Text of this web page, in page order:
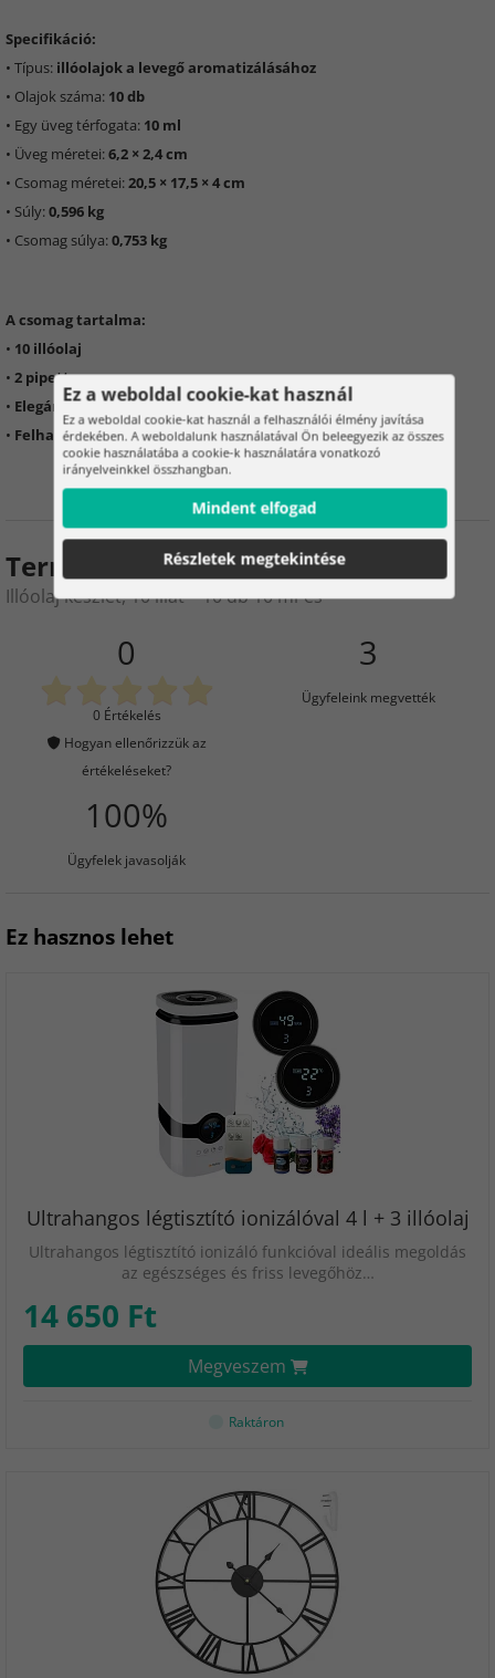
Specifikáció:
• Típus: illóolajok a levegő aromatizálásához
• Olajok száma: 10 db
• Egy üveg térfogata: 10 ml
• Üveg méretei:6,2 × 2,4 cm
• Csomag méretei:20,5 × 17,5 × 4 cm
• Súly:0,596 kg
• Csomag súlya:0,753 kg
A csomag tartalma:
• 10 illóolaj
• 2 pipetta
• Elegáns ajándékdoboz
• Felhasználói kézikönyv
Termékértékelés
Illóolaj készlet, 10 illat – 10 db 10 ml-es
0
0 Értékelés
Hogyan ellenőrizzük az
értékeléseket?
3
Ügyfeleink megvették
100%
Ügyfelek javasolják
Ez hasznos lehet
Ultrahangos légtisztító ionizálóval 4 l + 3 illóolaj
Ultrahangos légtisztító ionizáló funkcióval ideális megoldás
az egészséges és friss levegőhöz…
14 650 Ft
Megveszem
Raktáron
Ez a weboldal cookie-kat használ
Ez a weboldal cookie-kat használ a felhasználói élmény javítása
érdekében. A weboldalunk használatával Ön beleegyezik az összes
cookie használatába a cookie-k használatára vonatkozó
irányelveinkkel összhangban.
Mindent elfogad
Részletek megtekintése